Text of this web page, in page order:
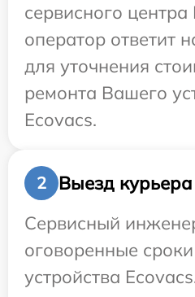
сервисного
оператор ответит
для уточнения
ремонта Вашего
Ecovacs.
2
Выезд
Сервисный
оговоренные
устройства